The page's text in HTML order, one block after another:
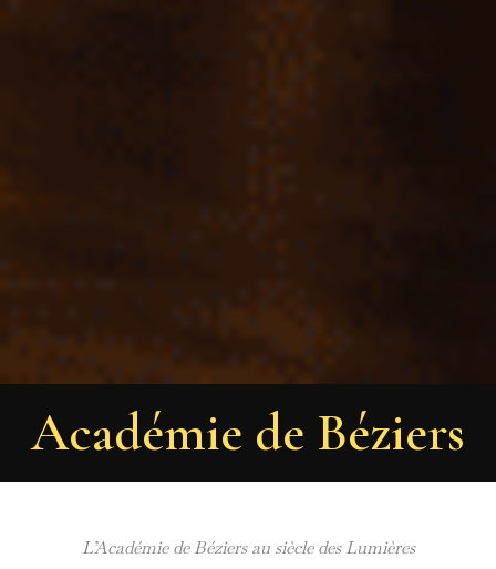
Académie de Béziers
L’Académie de Béziers au siècle des Lumières